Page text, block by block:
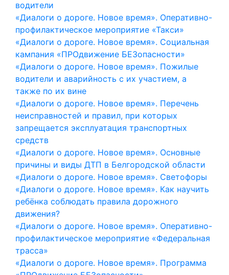
водители
«Диалоги о дороге. Новое время». Оперативно-
профилактическое мероприятие «Такси»
«Диалоги о дороге. Новое время». Социальная
кампания «ПРОдвижение БЕЗопасности»
«Диалоги о дороге. Новое время». Пожилые
водители и аварийность с их участием, а
также по их вине
«Диалоги о дороге. Новое время». Перечень
неисправностей и правил, при которых
запрещается эксплуатация транспортных
средств
«Диалоги о дороге. Новое время». Основные
причины и виды ДТП в Белгородской области
«Диалоги о дороге. Новое время». Светофоры
«Диалоги о дороге. Новое время». Как научить
ребёнка соблюдать правила дорожного
движения?
«Диалоги о дороге. Новое время». Оперативно-
профилактическое мероприятие «Федеральная
трасса»
«Диалоги о дороге. Новое время». Программа